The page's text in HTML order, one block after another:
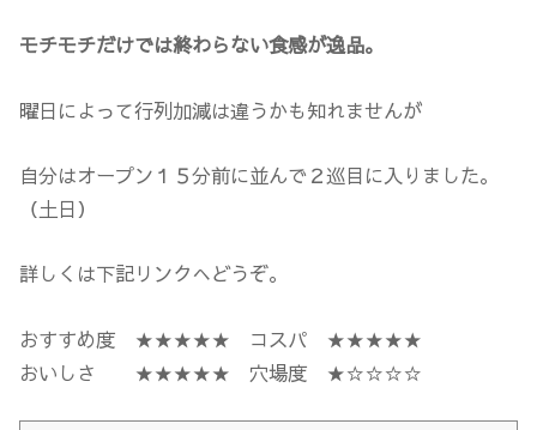
モチモチだけでは終わらない食感が逸品。
曜日によって行列加減は違うかも知れませんが
自分はオープン１５分前に並んで２巡目に入りました。
（土日）
詳しくは下記リンクへどうぞ。
おすすめ度 ★★★★★ コスパ ★★★★★
おいしさ ★★★★★ 穴場度 ★☆☆☆☆